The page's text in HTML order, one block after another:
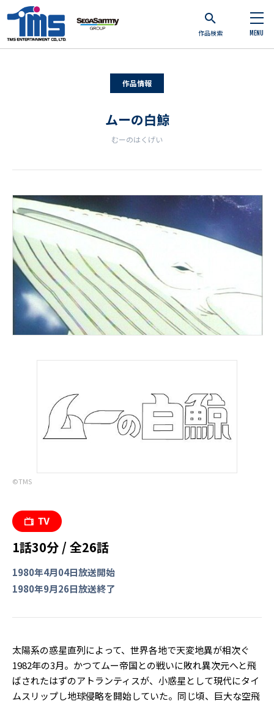
作品検索 MENU
作品情報
ムーの白鯨
むーのはくげい
©︎TMS
1話30分 / 全26話
1980年4月04日放送開始
1980年9月26日放送終了
太陽系の惑星直列によって、世界各地で天変地異が相次ぐ
1982年の3月。かつてムー帝国との戦いに敗れ異次元へと飛
ばされたはずのアトランティスが、小惑星として現代にタイ
ムスリップし地球侵略を開始していた。同じ頃、巨大な空飛